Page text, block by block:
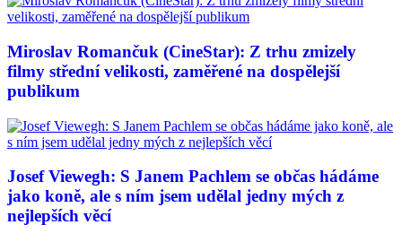
Miroslav Romančuk (CineStar): Z trhu zmizely
filmy střední velikosti, zaměřené na dospělejší
publikum
Josef Viewegh: S Janem Pachlem se občas hádáme
jako koně, ale s ním jsem udělal jedny mých z
nejlepších věcí